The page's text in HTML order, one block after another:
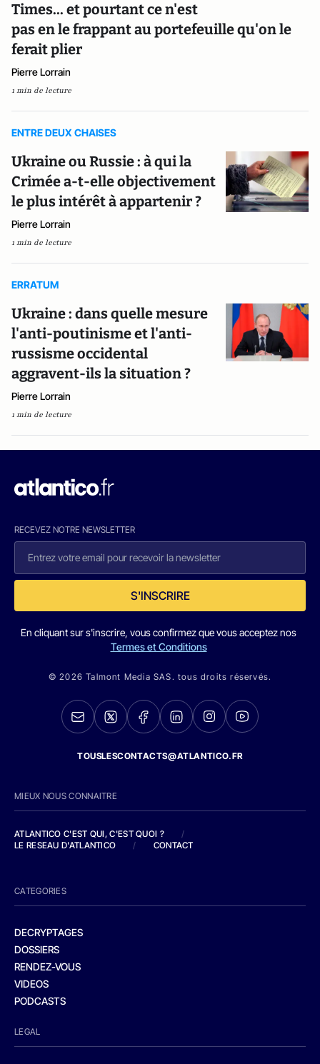
Times... et pourtant ce n'est
pas en le frappant au portefeuille qu'on le
ferait plier
Pierre Lorrain
1 min de lecture
ENTRE DEUX CHAISES
Ukraine ou Russie : à qui la
Crimée a-t-elle objectivement
le plus intérêt à appartenir ?
Pierre Lorrain
1 min de lecture
ERRATUM
Ukraine : dans quelle mesure
l'anti-poutinisme et l'anti-
russisme occidental
aggravent-ils la situation ?
Pierre Lorrain
1 min de lecture
RECEVEZ NOTRE NEWSLETTER
S'INSCRIRE
En cliquant sur s'inscrire, vous confirmez que vous acceptez nos
Termes et Conditions
© 2026 Talmont Media SAS. tous droits réservés.
TOUSLESCONTACTS@ATLANTICO.FR
MIEUX NOUS CONNAITRE
ATLANTICO C'EST QUI, C'EST QUOI ?
/
LE RESEAU D'ATLANTICO
/ CONTACT
CATEGORIES
DECRYPTAGES
DOSSIERS
RENDEZ-VOUS
VIDEOS
PODCASTS
LEGAL